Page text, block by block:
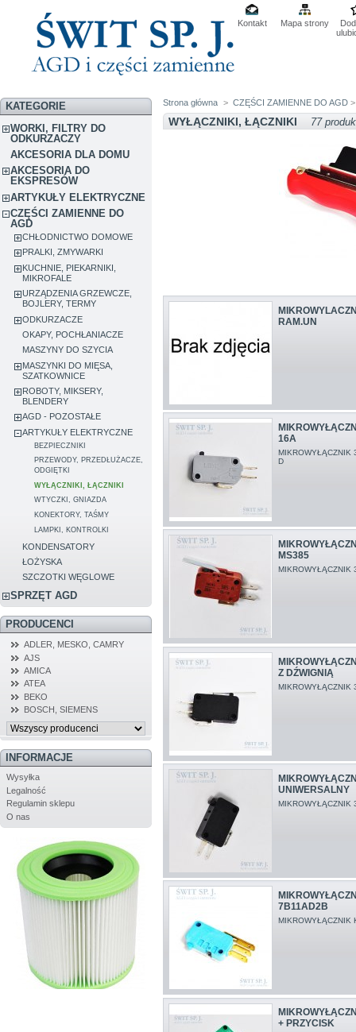
Kontakt Mapa strony
KATEGORIE
WORKI, FILTRY DO
ODKURZACZY
AKCESORIA DLA DOMU
AKCESORIA DO
EKSPRESÓW
ARTYKUŁY ELEKTRYCZNE
CZĘŚCI ZAMIENNE DO
AGD
CHŁODNICTWO DOMOWE
PRALKI, ZMYWARKI
KUCHNIE, PIEKARNIKI,
MIKROFALE
URZĄDZENIA GRZEWCZE,
BOJLERY, TERMY
ODKURZACZE
OKAPY, POCHŁANIACZE
MASZYNY DO SZYCIA
MASZYNKI DO MIĘSA,
SZATKOWNICE
ROBOTY, MIKSERY,
BLENDERY
AGD - POZOSTAŁE
ARTYKUŁY ELEKTRYCZNE
BEZPIECZNIKI
PRZEWODY, PRZEDŁUŻACZE,
ODGIĘTKI
WYŁĄCZNIKI, ŁĄCZNIKI
WTYCZKI, GNIAZDA
KONEKTORY, TAŚMY
LAMPKI, KONTROLKI
KONDENSATORY
ŁOŻYSKA
SZCZOTKI WĘGLOWE
SPRZĘT AGD
PRODUCENCI
ADLER, MESKO, CAMRY
AJS
AMICA
ATEA
BEKO
BOSCH, SIEMENS
INFORMACJE
Wysyłka
Legalność
Regulamin sklepu
O nas
Strona główna > CZĘŚCI ZAMIENNE DO AGD
WYŁĄCZNIKI, ŁĄCZNIKI 77
RAM.UN
16A
D
MS385
MIKROWYŁĄCZNIK
Z DŹWIGNIĄ
MIKROWYŁĄCZNIK
UNIWERSALNY
MIKROWYŁĄCZNIK
7B11AD2B
MIKROWYŁĄCZNIK
+ PRZYCISK